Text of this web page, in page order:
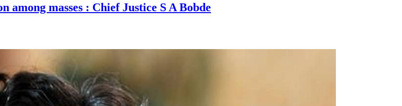
among masses : Chief Justice S A Bobde